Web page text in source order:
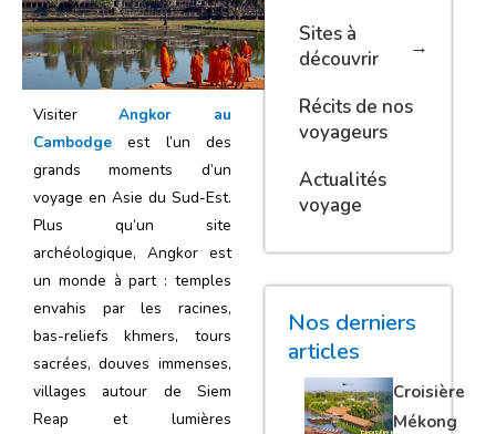
VisiterAngkor au
Cambodge est l’un des
grands moments d’un
voyage en Asie du Sud-Est.
Plus qu’un site
archéologique, Angkor est
un monde à part : temples
envahis par les racines,
bas-reliefs khmers, tours
sacrées, douves immenses,
villages autour de Siem
Reap et lumières
Sites à
découvrir
Récits de nos
voyageurs
Actualités
voyage
Nos derniers
articles
Croisière
Mékong